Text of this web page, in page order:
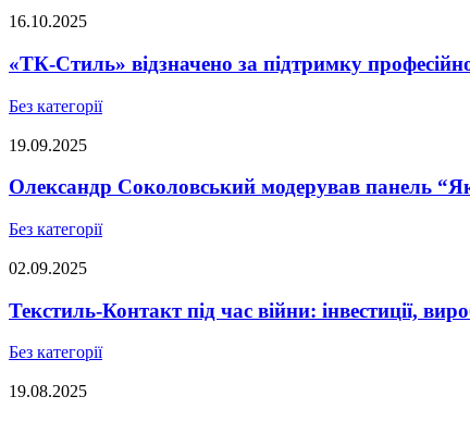
16.10.2025
«ТК-Стиль» відзначено за підтримку
Без категорії
19.09.2025
Олександр Соколовський модерував панель
Без категорії
02.09.2025
Текстиль-Контакт під час війни: інвестиції,
Без категорії
19.08.2025